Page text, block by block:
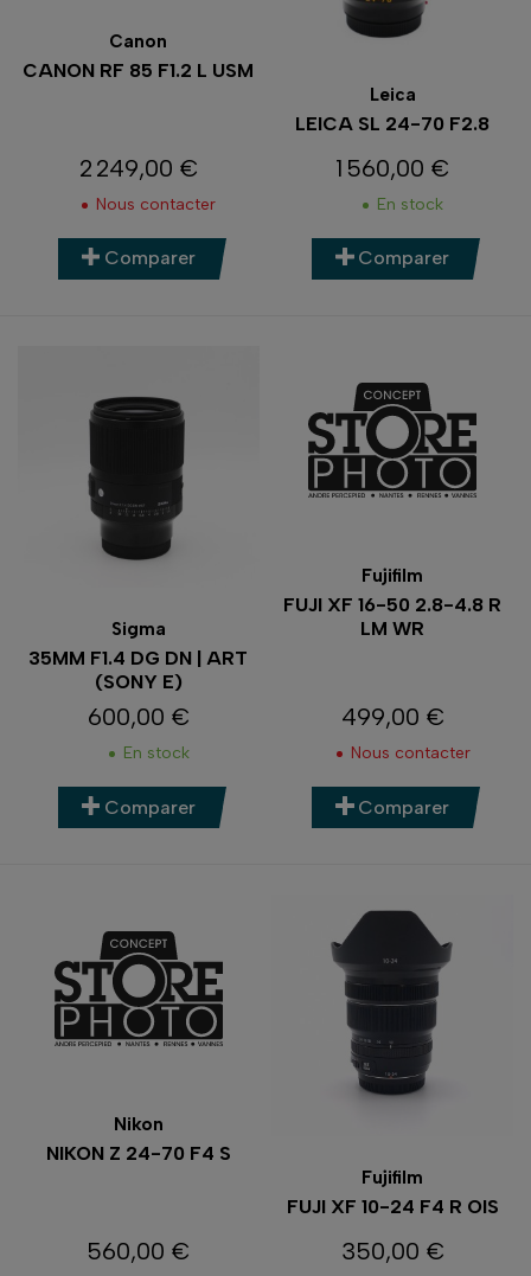
Canon
CANON RF 85 F1.2 L USM
Prix
2 249,00 €
Nous contacter
Comparer
Leica
LEICA SL 24-70 F2.8
Prix
1 560,00 €
En stock
Comparer
Sigma
35MM F1.4 DG DN | ART
(SONY E)
Prix
600,00 €
En stock
Comparer
Fujifilm
FUJI XF 16-50 2.8-4.8 R
LM WR
Prix
499,00 €
Nous contacter
Comparer
Nikon
NIKON Z 24-70 F4 S
Prix
560,00 €
Fujifilm
FUJI XF 10-24 F4 R OIS
Prix
350,00 €